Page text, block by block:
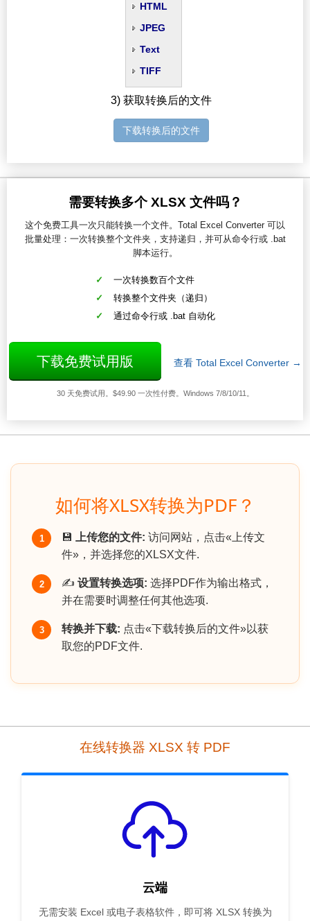
HTML
JPEG
Text
TIFF
3) 获取转换后的文件
下载转换后的文件
需要转换多个 XLSX 文件吗？
这个免费工具一次只能转换一个文件。Total Excel Converter 可以
批量处理：一次转换整个文件夹，支持递归，并可从命令行或 .bat
脚本运行。
一次转换数百个文件
转换整个文件夹（递归）
通过命令行或 .bat 自动化
下载免费试用版 查看 Total Excel Converter →
30 天免费试用。$49.90 一次性付费。Windows 7/8/10/11。
如何将XLSX转换为PDF？
1 💾 上传您的文件: 访问网站，点击«上传文
件»，并选择您的XLSX文件.
2 ✍️ 设置转换选项: 选择PDF作为输出格式，
并在需要时调整任何其他选项.
3 转换并下载: 点击«下载转换后的文件»以获
取您的PDF文件.
在线转换器 XLSX 转 PDF
云端
无需安装 Excel 或电子表格软件，即可将 XLSX 转换为